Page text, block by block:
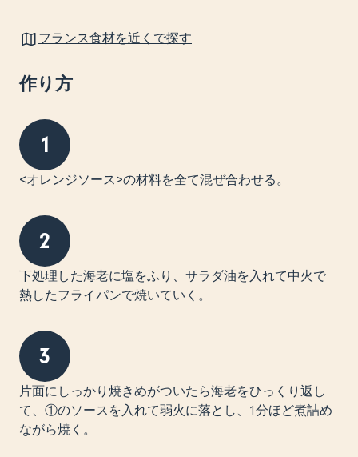
フランス食材を近くで探す
作り方
1
<オレンジソース>の材料を全て混ぜ合わせる。
2
下処理した海老に塩をふり、サラダ油を入れて中火で
熱したフライパンで焼いていく。
3
片面にしっかり焼きめがついたら海老をひっくり返し
て、①のソースを入れて弱火に落とし、1分ほど煮詰め
ながら焼く。